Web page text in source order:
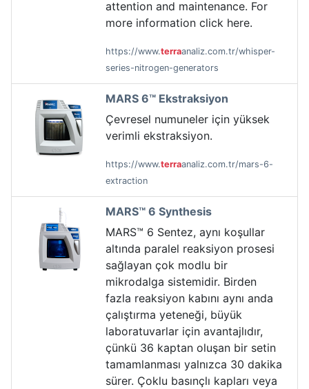
attention and maintenance. For
more information click here.
https://www.terraanaliz.com.tr/whisper-
series-nitrogen-generators
MARS 6™ Ekstraksiyon
Çevresel numuneler için yüksek
verimli ekstraksiyon.
https://www.terraanaliz.com.tr/mars-6-
extraction
MARS™ 6 Synthesis
MARS™ 6 Sentez, aynı koşullar
altında paralel reaksiyon prosesi
sağlayan çok modlu bir
mikrodalga sistemidir. Birden
fazla reaksiyon kabını aynı anda
çalıştırma yeteneği, büyük
laboratuvarlar için avantajlıdır,
çünkü 36 kaptan oluşan bir setin
tamamlanması yalnızca 30 dakika
sürer. Çoklu basınçlı kapları veya